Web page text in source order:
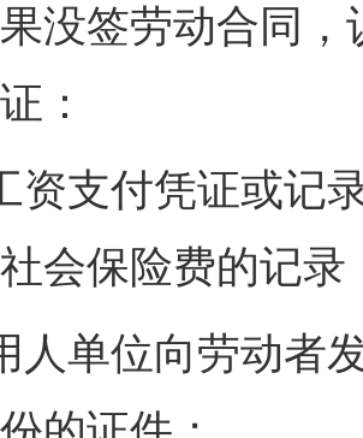
签劳动合同，
：
支付凭证或记录
会保险费的记录
单位向劳动者发